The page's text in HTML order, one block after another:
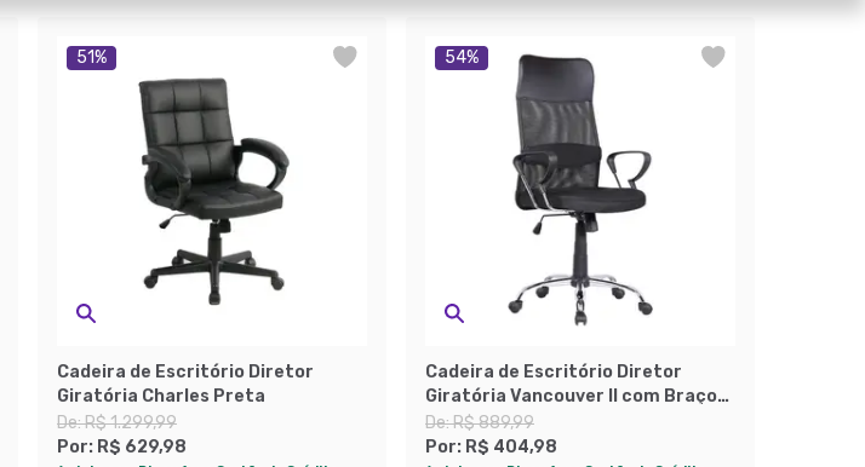
51%
Cadeira de Escritório Diretor
Giratória Charles Preta
De:R$ 1.299,99
Por: R$ 629,98
54%
Cadeira de Escritório Diretor
Giratória Vancouver II com Braços
Preta
De:R$ 889,99
Por: R$ 404,98